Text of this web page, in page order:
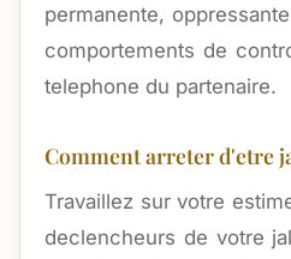
permanente,
comportements de
telephone du partenaire.
Comment arreter d'etre
Travaillez sur votre
declencheurs de votre